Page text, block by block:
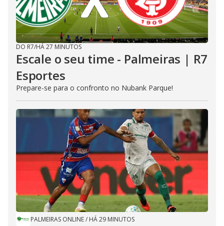
DO R7/HÁ 27 MINUTOS
Escale o seu time - Palmeiras | R7
Esportes
Prepare-se para o confronto no Nubank Parque!
PALMEIRAS ONLINE/ HÁ 29 MINUTOS